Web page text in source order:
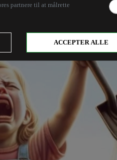
partnere til at målrette
ACCEPTER ALLE
af proportionerne i